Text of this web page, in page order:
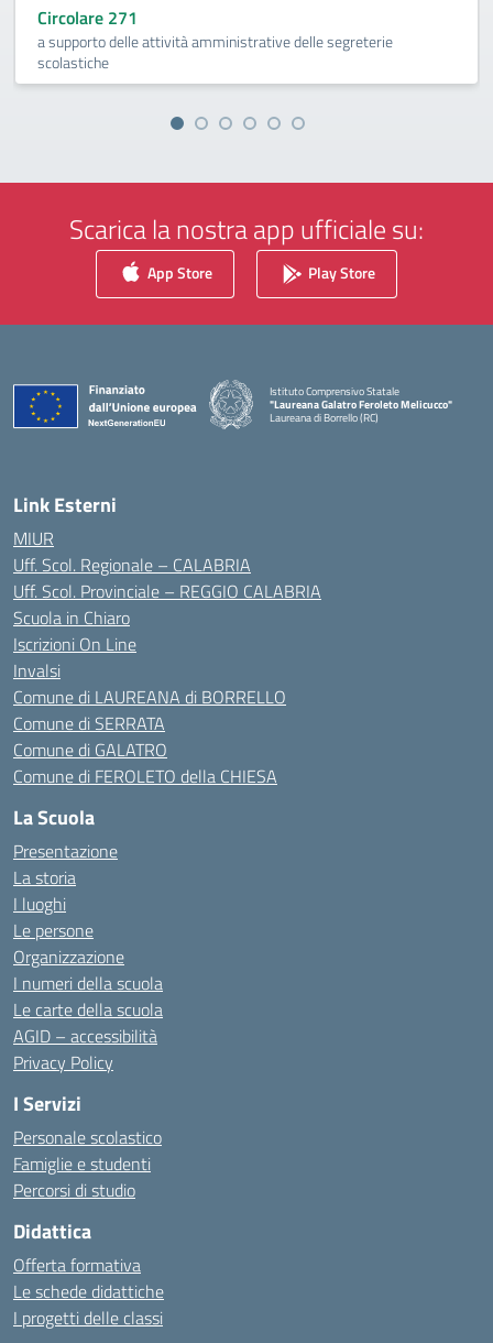
Circolare 271
a supporto delle attività amministrative delle segreterie
scolastiche
Scarica la nostra app ufficiale su:
App Store Play Store
Istituto Comprensivo Statale
"Laureana Galatro Feroleto Melicucco"
Laureana di Borrello (RC)
Link Esterni
MIUR
Uff. Scol. Regionale – CALABRIA
Uff. Scol. Provinciale – REGGIO CALABRIA
Scuola in Chiaro
Iscrizioni On Line
Invalsi
Comune di LAUREANA di BORRELLO
Comune di SERRATA
Comune di GALATRO
Comune di FEROLETO della CHIESA
La Scuola
Presentazione
La storia
I luoghi
Le persone
Organizzazione
I numeri della scuola
Le carte della scuola
AGID – accessibilità
Privacy Policy
I Servizi
Personale scolastico
Famiglie e studenti
Percorsi di studio
Didattica
Offerta formativa
Le schede didattiche
I progetti delle classi